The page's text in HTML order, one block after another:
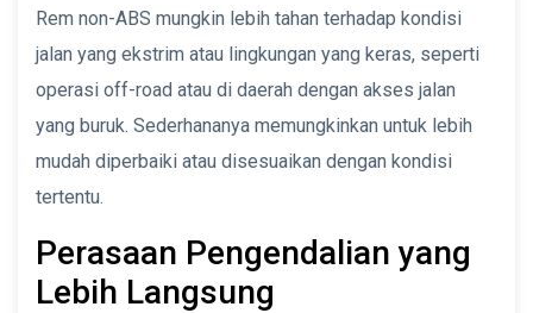
Rem non-ABS mungkin lebih tahan terhadap kondisi
jalan yang ekstrim atau lingkungan yang keras, seperti
operasi off-road atau di daerah dengan akses jalan
yang buruk. Sederhananya memungkinkan untuk lebih
mudah diperbaiki atau disesuaikan dengan kondisi
tertentu.
Perasaan Pengendalian yang
Lebih Langsung